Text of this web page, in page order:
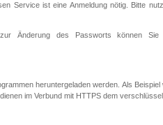
Service ist eine Anmeldung nötig. Bitte
Änderung des Passworts können
heruntergeladen werden. Als
im Verbund mit HTTPS dem